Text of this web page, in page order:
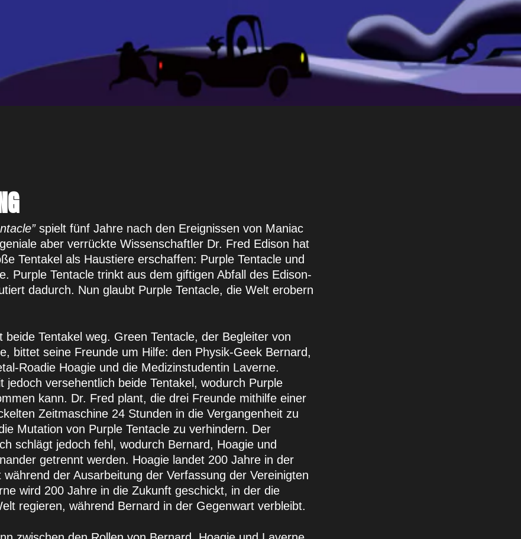
spielt fünf Jahre nach den Ereignissen von Maniac
aber verrückte Wissenschaftler Dr. Fred Edison hat
Tentakel als Haustiere erschaffen: Purple Tentacle und
Purple Tentacle trinkt aus dem giftigen Abfall des Edison-
dadurch. Nun glaubt Purple Tentacle, die Welt erobern
beide Tentakel weg. Green Tentacle, der Begleiter von
bittet seine Freunde um Hilfe: den Physik-Geek Bernard,
Roadie Hoagie und die Medizinstudentin Laverne.
jedoch versehentlich beide Tentakel, wodurch Purple
kann. Dr. Fred plant, die drei Freunde mithilfe einer
Zeitmaschine 24 Stunden in die Vergangenheit zu
Mutation von Purple Tentacle zu verhindern. Der
schlägt jedoch fehl, wodurch Bernard, Hoagie und
getrennt werden. Hoagie landet 200 Jahre in der
während der Ausarbeitung der Verfassung der Vereinigten
wird 200 Jahre in die Zukunft geschickt, in der die
regieren, während Bernard in der Gegenwart verbleibt.